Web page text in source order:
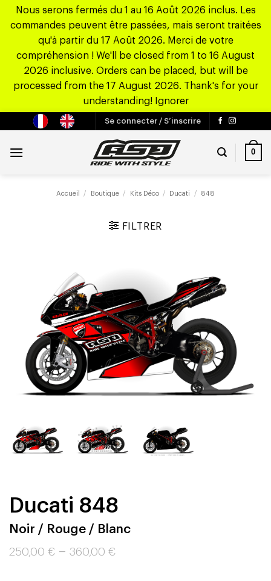
Nous serons fermés du 1 au 16 Août 2026 inclus. Les
commandes peuvent être passées, mais seront traitées
qu'à partir du 17 Août 2026. Merci de votre
compréhension ! We'll be closed from 1 to 16 August
2026 inclusive. Orders can be placed, but will be
processed from the 17 August 2026. Thank's for your
understanding! Ignorer
contenu
Se connecter / S’inscrire
0
Accueil / Boutique / Kits Déco / Ducati / 848
FILTRER
Ducati 848
Noir / Rouge / Blanc
250,00 € – 360,00 €